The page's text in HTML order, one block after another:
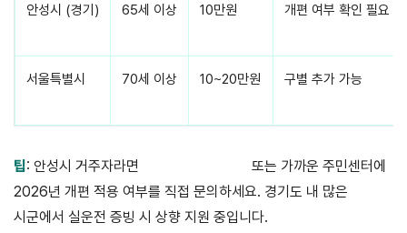
안성시 (경기) 65세 이상 10만원 개편 여부 확인 필요
서울특별시 70세 이상 10~20만원 구별 추가 가능
팁: 안성시 거주자라면
또는 가까운 주민센터에
2026년 개편 적용 여부를 직접 문의하세요. 경기도 내 많은
시군에서 실운전 증빙 시 상향 지원 중입니다.